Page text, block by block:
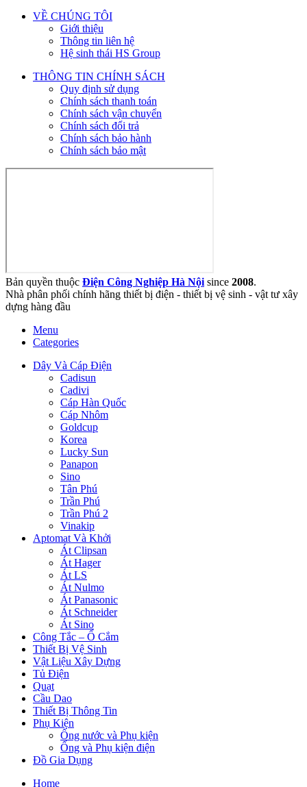
VỀ CHÚNG TÔI
Giới thiệu
Thông tin liên hệ
Hệ sinh thái HS Group
THÔNG TIN CHÍNH SÁCH
Quy định sử dụng
Chính sách thanh toán
Chính sách vận chuyển
Chính sách đổi trả
Chính sách bảo hành
Chính sách bảo mật
Bản quyền thuộc Điện Công Nghiệp Hà Nội since 2008.
Nhà phân phối chính hãng thiết bị điện - thiết bị vệ sinh - vật tư xây
dựng hàng đầu
Menu
Categories
Dây Và Cáp Điện
Cadisun
Cadivi
Cáp Hàn Quốc
Cáp Nhôm
Goldcup
Korea
Lucky Sun
Panapon
Sino
Tân Phú
Trần Phú
Trần Phú 2
Vinakip
Aptomat Và Khởi
Át Clipsan
Át Hager
Át LS
Át Nulmo
Át Panasonic
Át Schneider
Át Sino
Công Tắc – Ổ Cắm
Thiết Bị Vệ Sinh
Vật Liệu Xây Dựng
Tủ Điện
Quạt
Cầu Dao
Thiết Bị Thông Tin
Phụ Kiện
Ống nước và Phụ kiện
Ống và Phụ kiện điện
Đồ Gia Dụng
Home